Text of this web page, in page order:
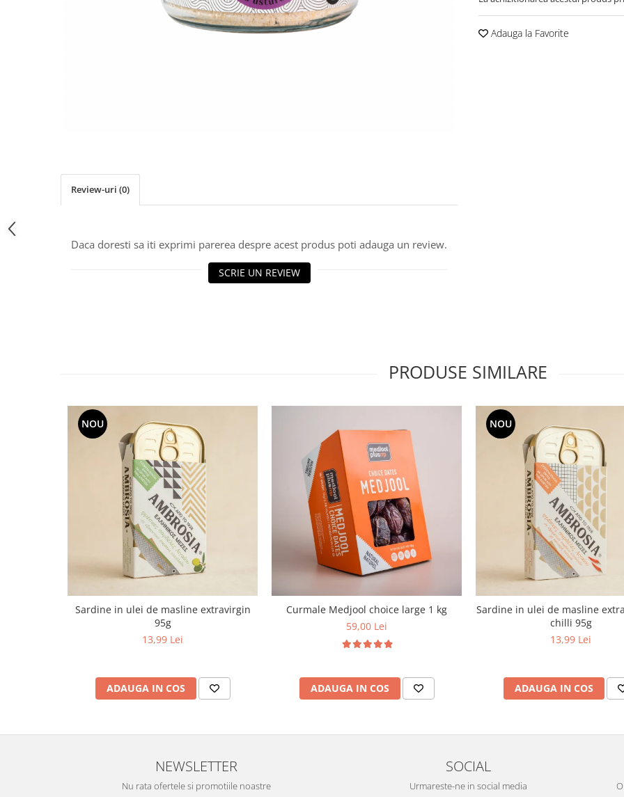
Adauga la Favorite
Review-uri (0)
Daca doresti sa iti exprimi parerea despre acest produs poti adauga un review.
SCRIE UN REVIEW
PRODUSE SIMILARE
NOU
Sardine in ulei de masline extravirgin
95g
13,99 Lei
ADAUGA IN COS
Curmale Medjool choice large 1 kg
59,00 Lei
ADAUGA IN COS
NOU
Sardine in ulei de masline
chilli 95g
13,99 Lei
ADAUGA IN COS
NEWSLETTER
Nu rata ofertele si promotiile noastre
SOCIAL
Urmareste-ne in social media